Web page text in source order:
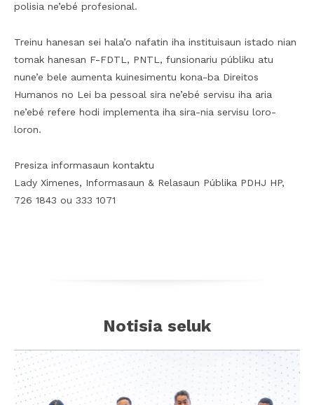
polisia ne’ebé profesional.
Treinu hanesan sei hala’o nafatin iha instituisaun istado nian
tomak hanesan F-FDTL, PNTL, funsionariu públiku atu
nune’e bele aumenta kuinesimentu kona-ba Direitos
Humanos no Lei ba pessoal sira ne’ebé servisu iha aria
ne’ebé refere hodi implementa iha sira-nia servisu loro-
loron.
Presiza informasaun kontaktu
Lady Ximenes, Informasaun & Relasaun Públika PDHJ HP,
726 1843 ou 333 1071
Notisia seluk